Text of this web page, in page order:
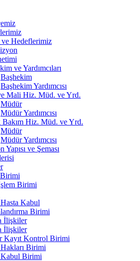
Hedeflerimiz
ve Yardımcıları
Başhekim
Başhekim Yardımcısı
Mali Hiz. Müd. ve Yrd.
Müdür
Müdür Yardımcısı
Bakım Hiz. Müd. ve Yrd.
Müdür
Müdür Yardımcısı
Yapısı ve Şeması
Birimi
Kabul
Birimi
İlişkiler
İlişkiler
Kayıt Kontrol Birimi
Birimi
Kabul Birimi